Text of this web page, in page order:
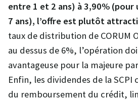
entre 1 et 2 ans) à 3,90%
7 ans), l’offre est plutôt
taux de distribution de CORUM
au dessus de 6%, l’opération
avantageuse pour la majeure
Enfin, les dividendes de la
du remboursement du crédit,